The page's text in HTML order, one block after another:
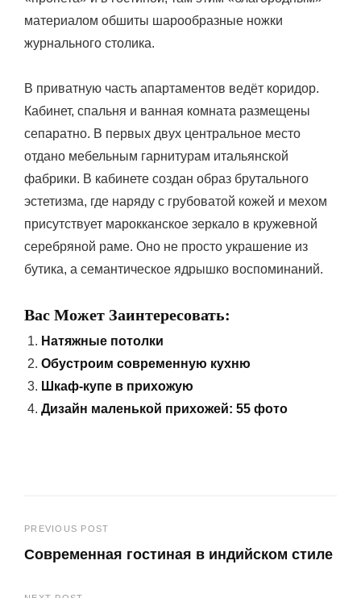
материалом обшиты шарообразные ножки
журнального столика.
В приватную часть апартаментов ведёт коридор.
Кабинет, спальня и ванная комната размещены
сепаратно. В первых двух центральное место
отдано мебельным гарнитурам итальянской
фабрики. В кабинете создан образ брутального
эстетизма, где наряду с грубоватой кожей и мехом
присутствует марокканское зеркало в кружевной
серебряной раме. Оно не просто украшение из
бутика, а семантическое ядрышко воспоминаний.
Вас Может Заинтересовать:
Натяжные потолки
Обустроим современную кухню
Шкаф-купе в прихожую
Дизайн маленькой прихожей: 55 фото
Навигация
по
PREVIOUS POST
Современная гостиная в индийском стиле